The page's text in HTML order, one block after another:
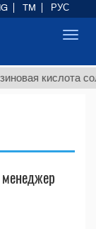
кислота
TM РУС